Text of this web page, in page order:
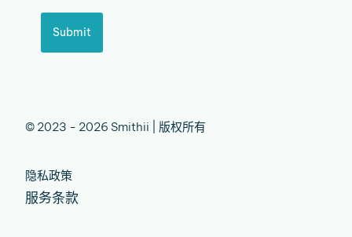
Submit
© 2023 - 2026 Smithii | 版权所有
隐私政策
服务条款